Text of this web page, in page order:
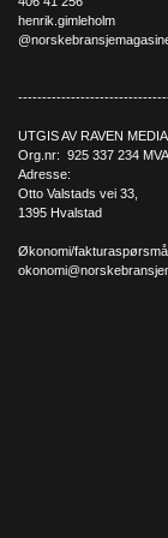
henrik.gimleholm
UTGIS AV RAVEN
Org.nr: 925 337 234 MVA
Adresse:
Otto Valstads vei 33,
1395 Hvalstad
Økonomi/